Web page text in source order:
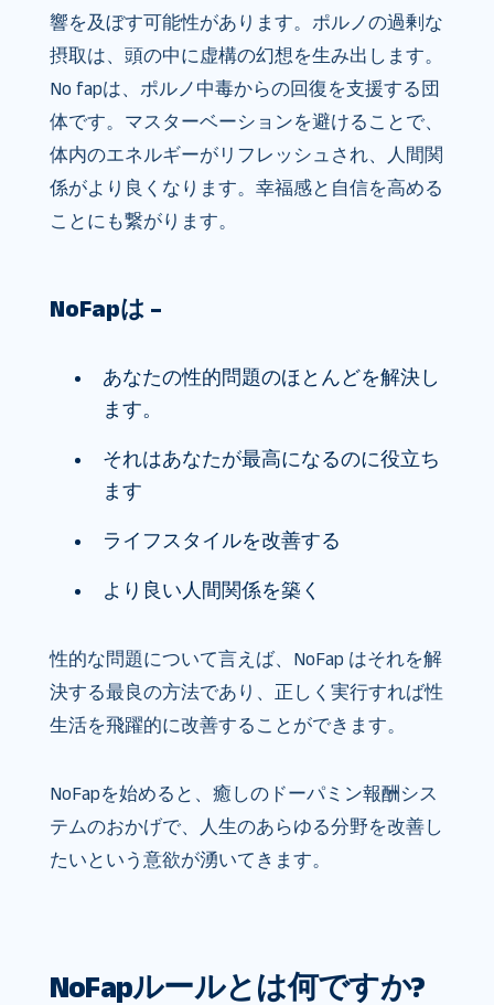
響を及ぼす可能性があります。ポルノの過剰な
摂取は、頭の中に虚構の幻想を生み出します。
No fapは、ポルノ中毒からの回復を支援する団
体です。マスターベーションを避けることで、
体内のエネルギーがリフレッシュされ、人間関
係がより良くなります。幸福感と自信を高める
ことにも繋がります。
NoFapは –
あなたの性的問題のほとんどを解決し
ます。
それはあなたが最高になるのに役立ち
ます
ライフスタイルを改善する
より良い人間関係を築く
性的な問題について言えば、NoFap はそれを解
決する最良の方法であり、正しく実行すれば性
生活を飛躍的に改善することができます。
NoFapを始めると、癒しのドーパミン報酬シス
テムのおかげで、人生のあらゆる分野を改善し
たいという意欲が湧いてきます。
NoFapルールとは何ですか?